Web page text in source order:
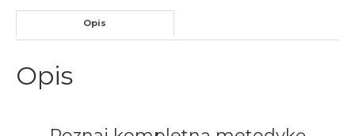
Opis
Opis